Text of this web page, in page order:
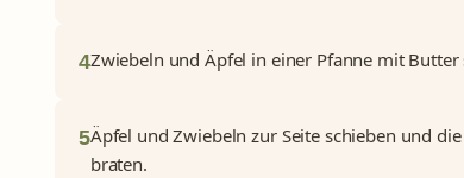
4Zwiebeln und Äpfel in einer Pfanne mit Butter
5Äpfel und Zwiebeln zur Seite schieben und
braten.